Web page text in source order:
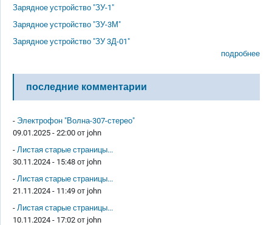
Зарядное устройство "ЗУ-1"
Зарядное устройство "ЗУ-3М"
Зарядное устройство "ЗУ 3Д-01"
подробнее
последние комментарии
- Электрофон "Волна-307-стерео"
09.01.2025 - 22:00 от john
- Листая старые страницы...
30.11.2024 - 15:48 от john
- Листая старые страницы...
21.11.2024 - 11:49 от john
- Листая старые страницы...
10.11.2024 - 17:02 от john